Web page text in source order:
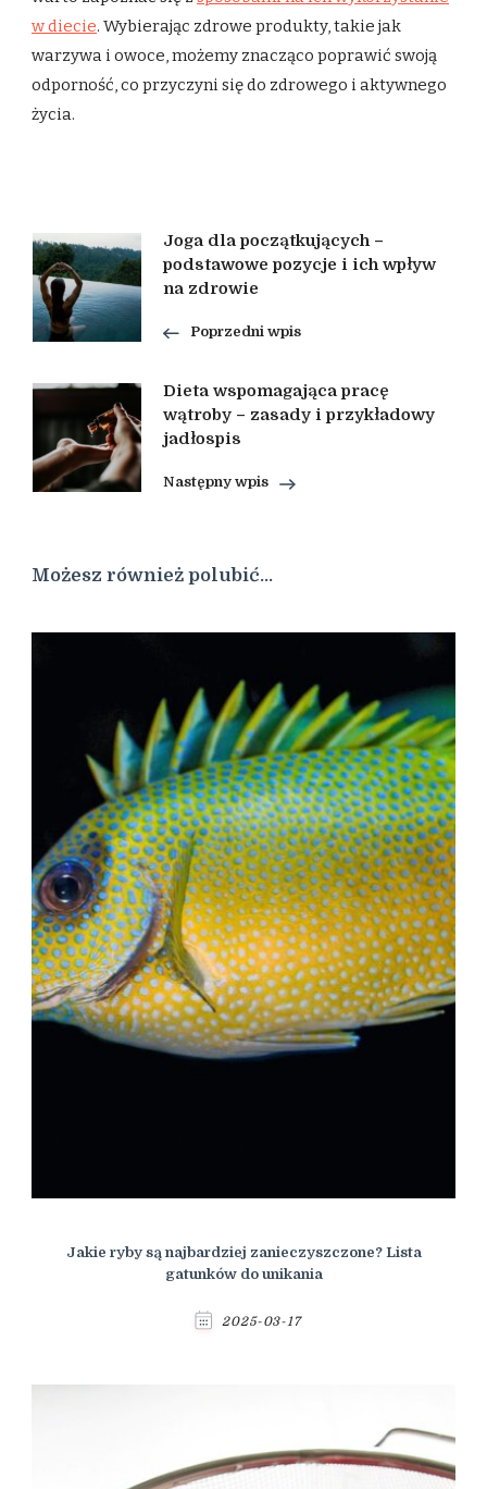
w diecie. Wybierając zdrowe produkty, takie jak
warzywa i owoce, możemy znacząco poprawić swoją
odporność, co przyczyni się do zdrowego i aktywnego
życia.
Nawigacja
wpisu
Joga dla początkujących –
podstawowe pozycje i ich wpływ
na zdrowie
Poprzedni wpis
Dieta wspomagająca pracę
wątroby – zasady i przykładowy
jadłospis
Następny wpis
Możesz również polubić…
Jakie ryby są najbardziej zanieczyszczone? Lista
gatunków do unikania
2025-03-17